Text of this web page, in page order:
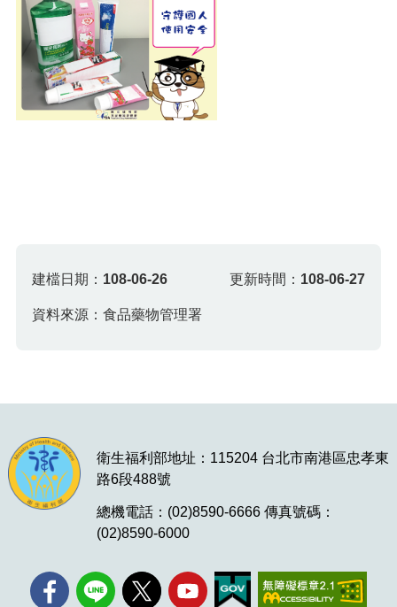
建檔日期： 108-06-26 更新時間： 108-06-27
資料來源：食品藥物管理署
衛生福利部地址：115204 台北市南港區忠孝東
路6段488號
總機電話：(02)8590-6666 傳真號碼：
(02)8590-6000